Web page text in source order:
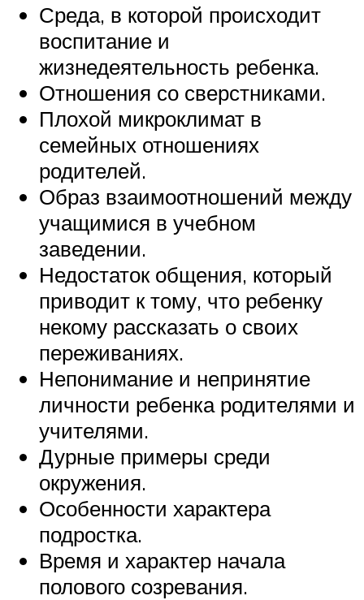
Среда, в которой происходит
воспитание и
жизнедеятельность ребенка.
Отношения со сверстниками.
Плохой микроклимат в
семейных отношениях
родителей.
Образ взаимоотношений между
учащимися в учебном
заведении.
Недостаток общения, который
приводит к тому, что ребенку
некому рассказать о своих
переживаниях.
Непонимание и непринятие
личности ребенка родителями и
учителями.
Дурные примеры среди
окружения.
Особенности характера
подростка.
Время и характер начала
полового созревания.